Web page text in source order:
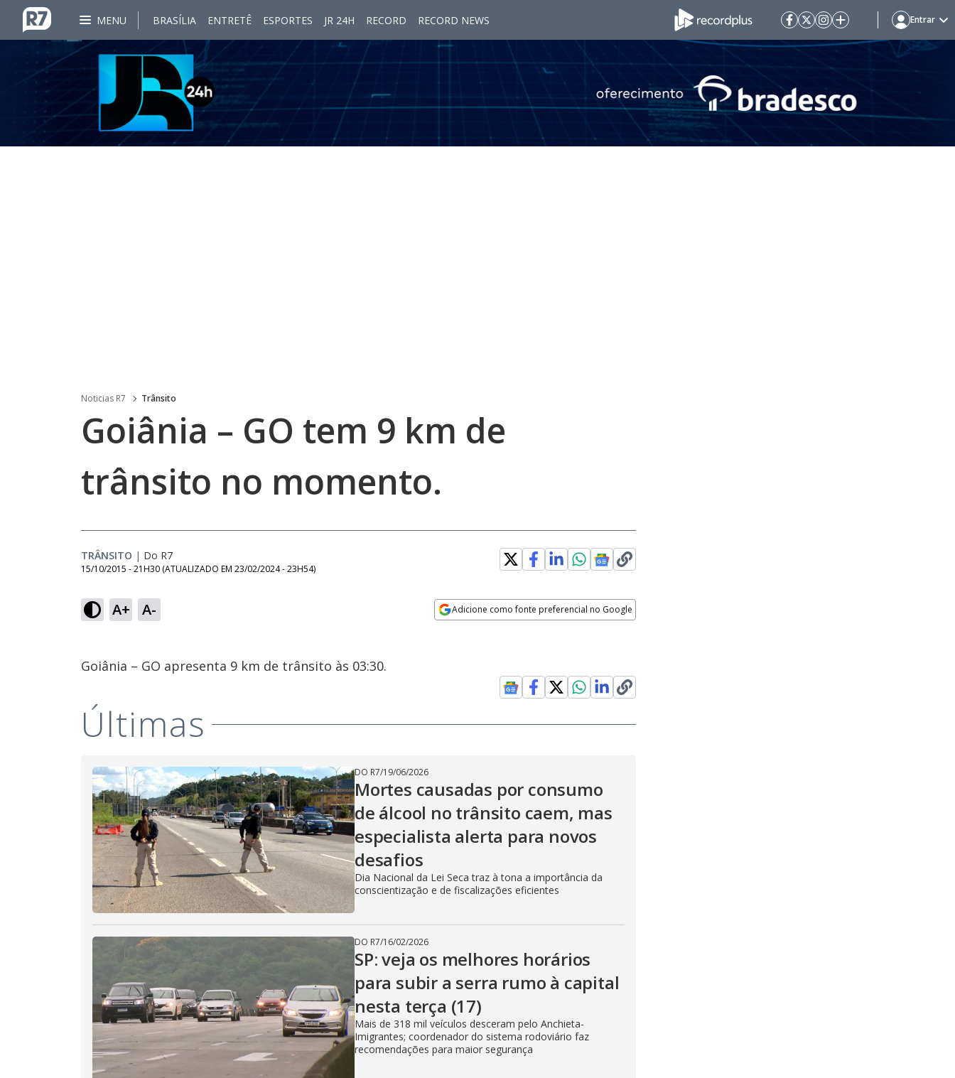
MENU BRASÍLIA ENTRETÊ ESPORTES JR 24H RECORD RECORD NEWS Entrar
Noticias R7 Trânsito
Goiânia – GO tem 9 km de
trânsito no momento.
TRÂNSITO | Do R7
15/10/2015 - 21H30 (ATUALIZADO EM 23/02/2024 - 23H54)
A+ A- Adicione como fonte preferencial no Google
Goiânia – GO apresenta 9 km de trânsito às 03:30.
Últimas
DO R7/19/06/2026
Mortes causadas por consumo
de álcool no trânsito caem, mas
especialista alerta para novos
desafios
Dia Nacional da Lei Seca traz à tona a importância da
conscientização e de fiscalizações eficientes
DO R7/16/02/2026
SP: veja os melhores horários
para subir a serra rumo à capital
nesta terça (17)
Mais de 318 mil veículos desceram pelo Anchieta-
Imigrantes; coordenador do sistema rodoviário faz
recomendações para maior segurança